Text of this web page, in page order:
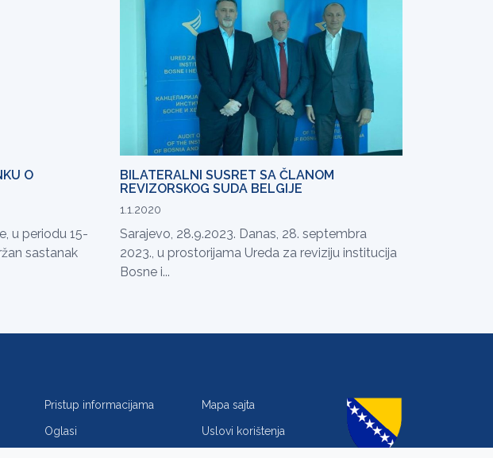
O
u periodu 15-
sastanak
BILATERALNI SUSRET SA ČLANOM
REVIZORSKOG SUDA BELGIJE
1.1.2020
Sarajevo, 28.9.2023. Danas, 28. septembra
2023., u prostorijama Ureda za reviziju institucija
Bosne i...
Pristup informacijama Mapa sajta
Oglasi Uslovi korištenja